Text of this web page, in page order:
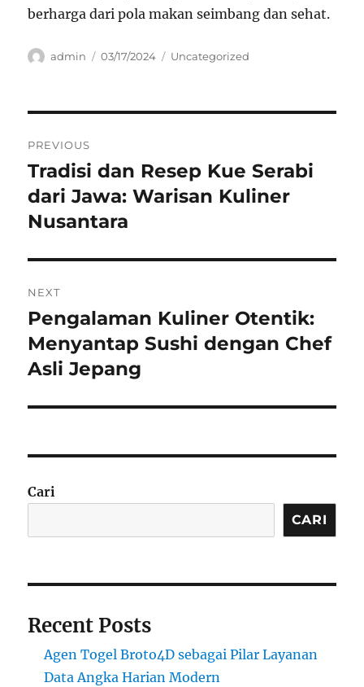
berharga dari pola makan seimbang dan sehat.
Author
admin
Posted
03/17/2024 Categories
Uncategorized
pos
PREVIOUS
Previous
post:
Tradisi dan Resep Kue Serabi
dari Jawa: Warisan Kuliner
Nusantara
NEXT
Next
post:
Pengalaman Kuliner Otentik:
Menyantap Sushi dengan Chef
Asli Jepang
Cari
CARI
Recent Posts
Agen Togel Broto4D sebagai Pilar Layanan
Data Angka Harian Modern